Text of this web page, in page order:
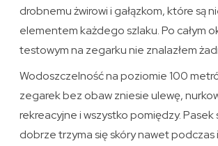
drobnemu żwirowi i gałązkom, które są
elementem każdego szlaku. Po całym
testowym na zegarku nie znalazłem
Wodoszczelność na poziomie 100
zegarek bez obaw zniesie ulewę,
rekreacyjne i wszystko pomiędzy. Pasek
dobrze trzyma się skóry nawet